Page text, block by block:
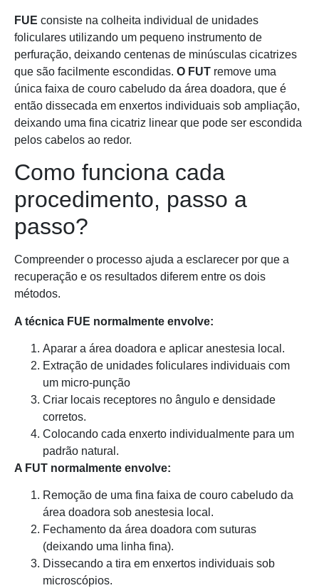
FUE consiste na colheita individual de unidades
foliculares utilizando um pequeno instrumento de
perfuração, deixando centenas de minúsculas cicatrizes
que são facilmente escondidas. O FUT remove uma
única faixa de couro cabeludo da área doadora, que é
então dissecada em enxertos individuais sob ampliação,
deixando uma fina cicatriz linear que pode ser escondida
pelos cabelos ao redor.
Como funciona cada
procedimento, passo a
passo?
Compreender o processo ajuda a esclarecer por que a
recuperação e os resultados diferem entre os dois
métodos.
A técnica FUE normalmente envolve:
Aparar a área doadora e aplicar anestesia local.
Extração de unidades foliculares individuais com
um micro-punção
Criar locais receptores no ângulo e densidade
corretos.
Colocando cada enxerto individualmente para um
padrão natural.
A FUT normalmente envolve:
Remoção de uma fina faixa de couro cabeludo da
área doadora sob anestesia local.
Fechamento da área doadora com suturas
(deixando uma linha fina).
Dissecando a tira em enxertos individuais sob
microscópios.